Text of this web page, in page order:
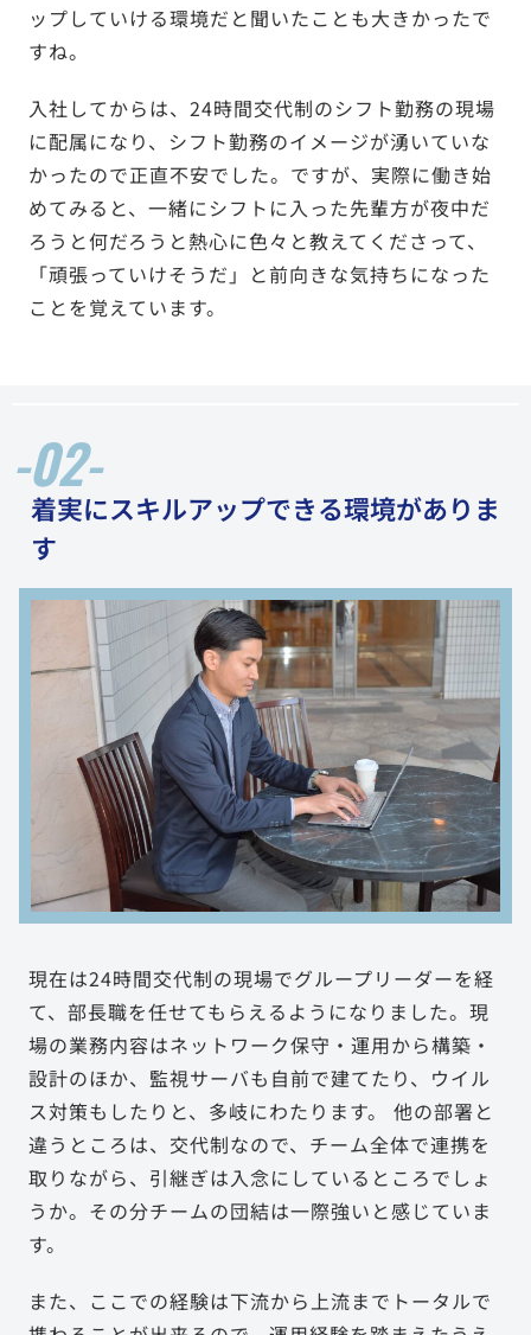
ップしていける環境だと聞いたことも大きかったで
すね。
入社してからは、24時間交代制のシフト勤務の現場
に配属になり、シフト勤務のイメージが湧いていな
かったので正直不安でした。ですが、実際に働き始
めてみると、一緒にシフトに入った先輩方が夜中だ
ろうと何だろうと熱心に色々と教えてくださって、
「頑張っていけそうだ」と前向きな気持ちになった
ことを覚えています。
-02-
着実にスキルアップできる環境がありま
す
現在は24時間交代制の現場でグループリーダーを経
て、部長職を任せてもらえるようになりました。現
場の業務内容はネットワーク保守・運用から構築・
設計のほか、監視サーバも自前で建てたり、ウイル
ス対策もしたりと、多岐にわたります。 他の部署と
違うところは、交代制なので、チーム全体で連携を
取りながら、引継ぎは入念にしているところでしょ
うか。その分チームの団結は一際強いと感じていま
す。
また、ここでの経験は下流から上流までトータルで